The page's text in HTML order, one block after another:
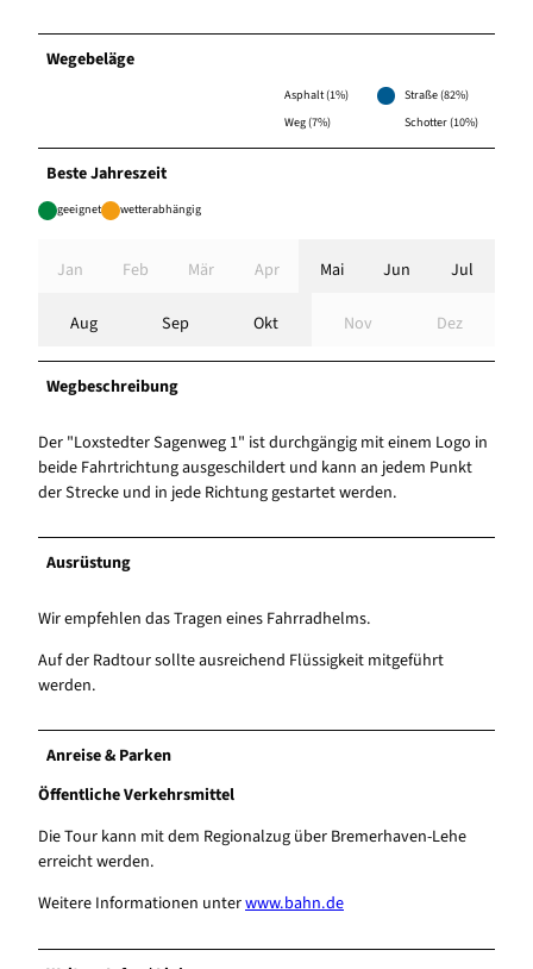
Wegebeläge
Asphalt (1%)
Straße (82%)
Weg (7%)
Schotter (10%)
Beste Jahreszeit
geeignet wetterabhängig
Jan Feb Mär Apr Mai Jun Jul
Aug Sep Okt Nov Dez
Wegbeschreibung
Der "Loxstedter Sagenweg 1" ist durchgängig mit einem Logo in
beide Fahrtrichtung ausgeschildert und kann an jedem Punkt
der Strecke und in jede Richtung gestartet werden.
Ausrüstung
Wir empfehlen das Tragen eines Fahrradhelms.
Auf der Radtour sollte ausreichend Flüssigkeit mitgeführt
werden.
Anreise & Parken
Öffentliche Verkehrsmittel
Die Tour kann mit dem Regionalzug über Bremerhaven-Lehe
erreicht werden.
Weitere Informationen unterwww.bahn.de